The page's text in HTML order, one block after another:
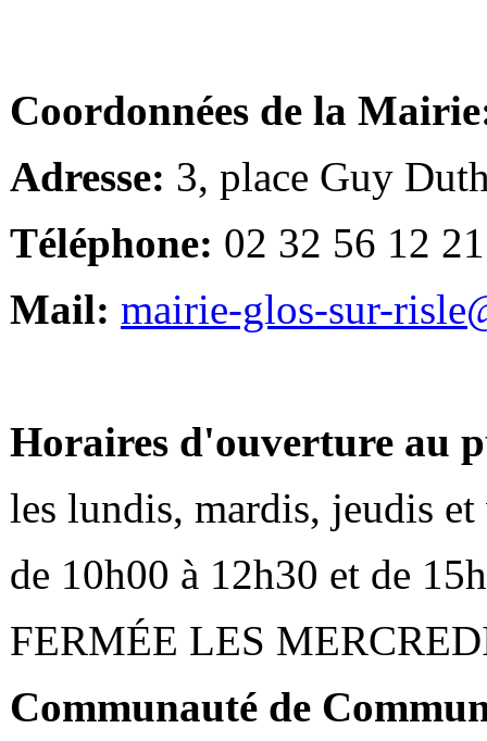
Coordonnées de la
Adresse: 3, place Guy
Téléphone: 02 32 56 12 21
Mail: mairie-glos-sur-
Horaires d'ouverture au
les lundis, mardis, jeudis et
de 10h00 à 12h30 et de
FERMÉE LES
Communauté de